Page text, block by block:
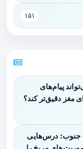
۱۵۱
پیام‌های
مغز دقیق‌تر کند؟
قطب جنوب: درس‌هایی